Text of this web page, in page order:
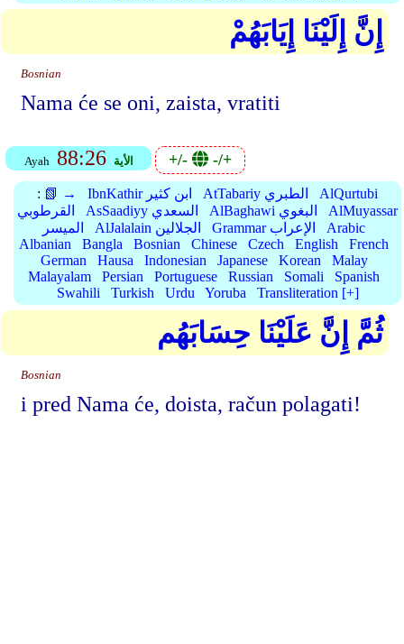
إِنَّ إِلَيْنَا إِيَابَهُمْ
Bosnian
Nama će se oni, zaista, vratiti
Ayah 88:26 الأية +/- -/+
: 📗 → IbnKathir ابن كثير AtTabariy الطبري
AlQurtubi
القرطوبي
AsSaadiyy السعدي AlBaghawi البغوي
AlMuyassar
الميسر
AlJalalain الجلالين Grammar الإعراب
Arabic
Albanian
Bangla Bosnian Chinese Czech English
French
German
Hausa Indonesian Japanese Korean
Malay
Malayalam
Persian Portuguese Russian Somali
Spanish
Swahili
Turkish Urdu Yoruba Transliteration [+]
ثُمَّ إِنَّ عَلَيْنَا حِسَابَهُم
Bosnian
i pred Nama će, doista, račun polagati!